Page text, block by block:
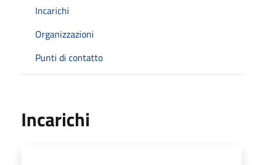
Incarichi
Organizzazioni
Punti di contatto
Incarichi